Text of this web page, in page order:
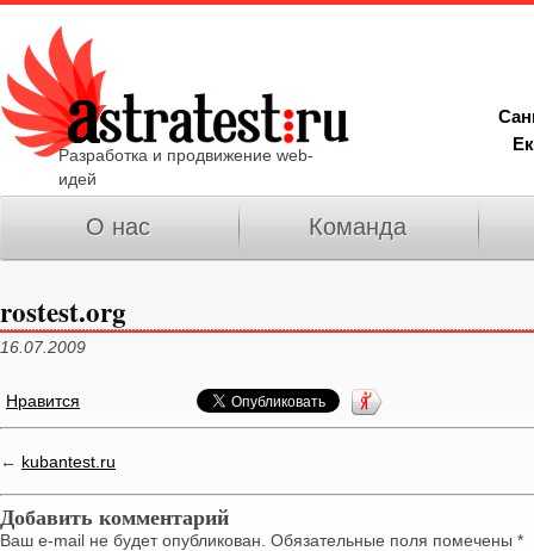
Разработка и продвижение web-
идей
О нас Команда
rostest.org
16.07.2009
Нравится
← kubantest.ru
Добавить комментарий
Ваш e-mail не будет опубликован. Обязательные поля помечены *